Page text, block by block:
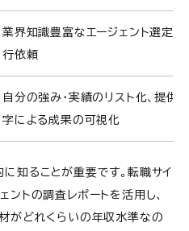
業界知識豊富なエージェント選定、
行依頼
自分の強み・実績のリスト化、提供
字による成果の可視化
知ることが重要です。転職サイ
ントの調査レポートを活用し、
がどれくらいの年収水準なの